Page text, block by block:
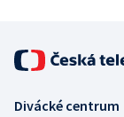
Divácké centrum